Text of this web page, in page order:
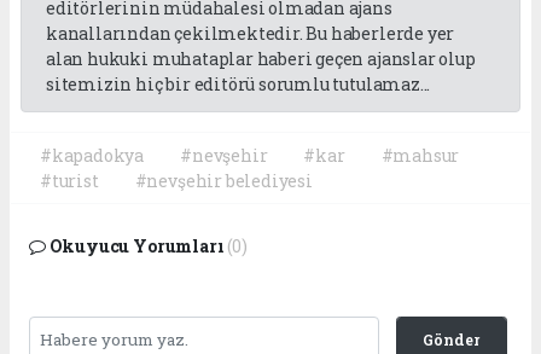
editörlerinin müdahalesi olmadan ajans
kanallarından çekilmektedir. Bu haberlerde yer
alan hukuki muhataplar haberi geçen ajanslar olup
sitemizin hiç bir editörü sorumlu tutulamaz...
#kapadokya #nevşehir #kar
#mahsur
#turist
#nevşehir belediyesi
Okuyucu Yorumları (0)
Gönder